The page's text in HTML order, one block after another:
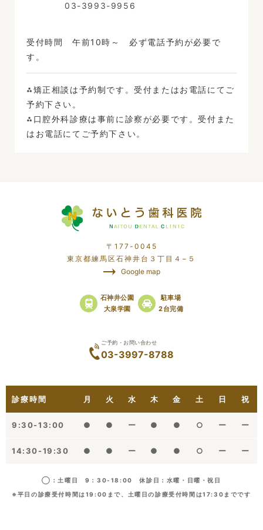
03-3993-9956
受付時間 午前10時～ 必ず電話予約が必要で
す。
⁂矯正相談は予約制です。受付またはお電話にてご
予約下さい。
⁂口腔外科診療は事前に診察が必要です。受付また
はお電話にてご予約下さい。
〒177-0045
東京都練馬区石神井台３丁目４−５
Google map
石神井公園
大泉学園
駐車場
2台完備
ご予約・お問い合わせ
03-3997-8788
診療時間 月 火 水 木 金 土 日 祝
9:30-13:00 ● ● ー ● ● ○ ー ー
14:30-19:30 ● ● ー ● ● ○ ー ー
◯：土曜日 9：30-18:00 休診日：水曜・日曜・祝日
※平日の診療受付時間は19:00まで、土曜日の診療受付時間は17:30までです